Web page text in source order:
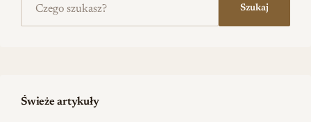
Szukaj
Świeże artykuły